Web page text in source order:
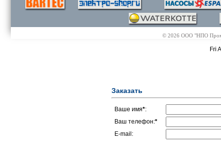
© 2026 ООО "НПО
Fri
Заказать
Ваше имя*:
Ваш телефон:*
E-mail: